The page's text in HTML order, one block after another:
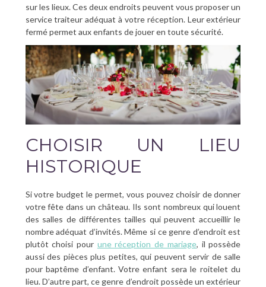
sur les lieux. Ces deux endroits peuvent vous proposer un
service traiteur adéquat à votre réception. Leur extérieur
fermé permet aux enfants de jouer en toute sécurité.
CHOISIR UN LIEU
HISTORIQUE
Si votre budget le permet, vous pouvez choisir de donner
votre fête dans un château. Ils sont nombreux qui louent
des salles de différentes tailles qui peuvent accueillir le
nombre adéquat d’invités. Même si ce genre d’endroit est
plutôt choisi pour une réception de mariage, il possède
aussi des pièces plus petites, qui peuvent servir de salle
pour baptême d’enfant. Votre enfant sera le roitelet du
lieu. D’autre part, ce genre d’endroit possède un extérieur